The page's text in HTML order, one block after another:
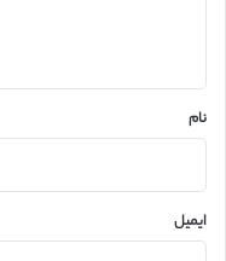
نام
ایمیل